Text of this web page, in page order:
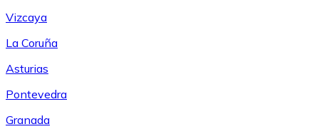
Vizcaya
La Coruña
Asturias
Pontevedra
Granada